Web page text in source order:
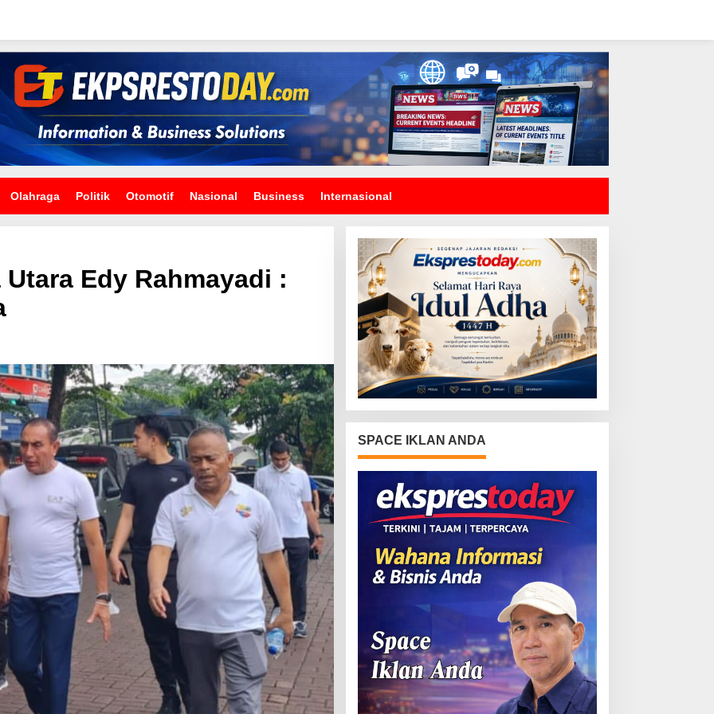
Olahraga Politik Otomotif Nasional Business Internasional
Edy Rahmayadi :
SPACE IKLAN ANDA